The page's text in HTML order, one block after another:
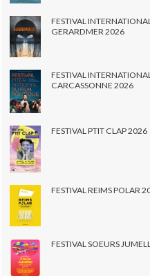
FESTIVAL
GERARDMER 2026
FESTIVAL
CARCASSONNE 2026
FESTIVAL PTIT CLAP 2026
FESTIVAL REIMS POLAR
FESTIVAL SOEURS